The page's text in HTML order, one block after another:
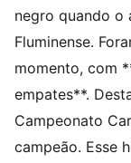
negro quando o
Fluminense.
momento, com
empates**.
Campeonato
campeão. Esse